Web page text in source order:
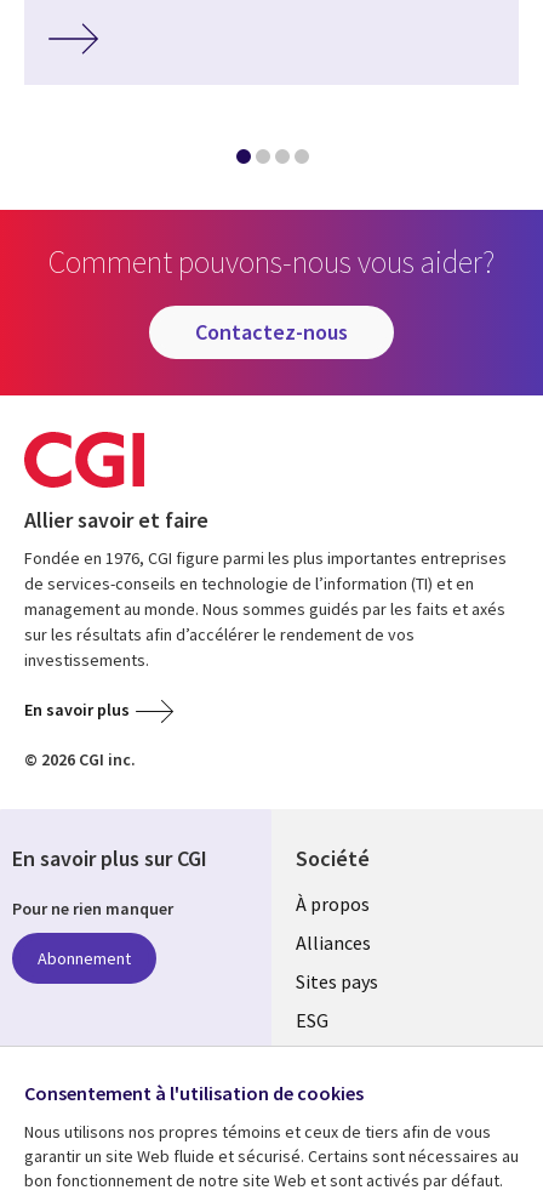
Comment pouvons-nous vous aider?
contactez-nous
Allier savoir et faire
Fondée en 1976, CGI figure parmi les plus importantes entreprises
de services-conseils en technologie de l’information (TI) et en
management au monde. Nous sommes guidés par les faits et axés
sur les résultats afin d’accélérer le rendement de vos
investissements.
En savoir plus
© 2026 CGI inc.
Société
À propos
Alliances
Sites pays
ESG
Fusions
Salle de presse
En savoir plus sur CGI
Pour ne rien manquer
Abonnement
Suivez-nous
Social
Media
Consentement à l'utilisation de cookies
Nous utilisons nos propres témoins et ceux de tiers afin de vous
garantir un site Web fluide et sécurisé. Certains sont nécessaires au
bon fonctionnement de notre site Web et sont activés par défaut.